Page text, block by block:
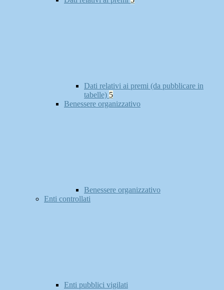
Dati relativi ai premi (da pubblicare in
tabelle) 5
Benessere organizzativo
Benessere organizzativo
Enti controllati
Enti pubblici vigilati